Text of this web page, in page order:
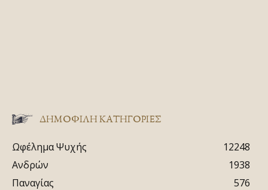
ΔΗΜΟΦΙΛΗ ΚΑΤΗΓΟΡΙΕΣ
Ωφέλημα Ψυχής
12248
Ανδρών
1938
Παναγίας
576